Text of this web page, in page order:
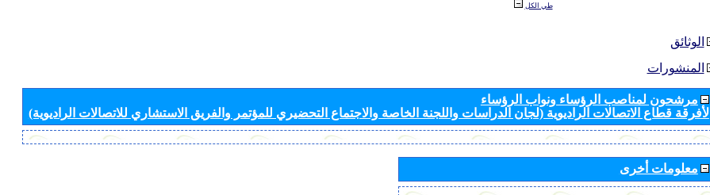
طي الكل
الوثائق
المنشورات
مرشحون لمناصب الرؤساء ونواب الرؤساء
لأفرقة قطاع الاتصالات الراديوية (لجان الدراسات واللجنة الخاصة والاجتماع التحضيري للمؤتمر والفريق الاستشاري للاتصالات الراديوية)
معلومات أخرى